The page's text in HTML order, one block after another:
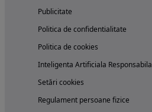
Publicitate
Politica de confidentialitate
Politica de cookies
Inteligenta Artificiala Responsabila
Setări cookies
Regulament persoane fizice